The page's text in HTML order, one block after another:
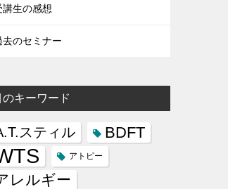
講生の感想
去のセミナー
のキーワード
スティル BDFT
アトピー
レルギー